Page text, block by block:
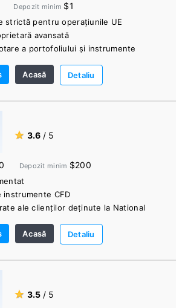
Depozit minim $1
strictă pentru operațiunile UE
avansată
a portofoliului și instrumente
Acasă Detaliu
★ 3.6 / 5
Depozit minim $200
instrumente CFD
ale clienților deținute la National
și mobile ale Moneta Markets
tranzacționare exclusive, inclusiv
educaționale
fără comisioane
Acasă Detaliu
★ 3.5 / 5